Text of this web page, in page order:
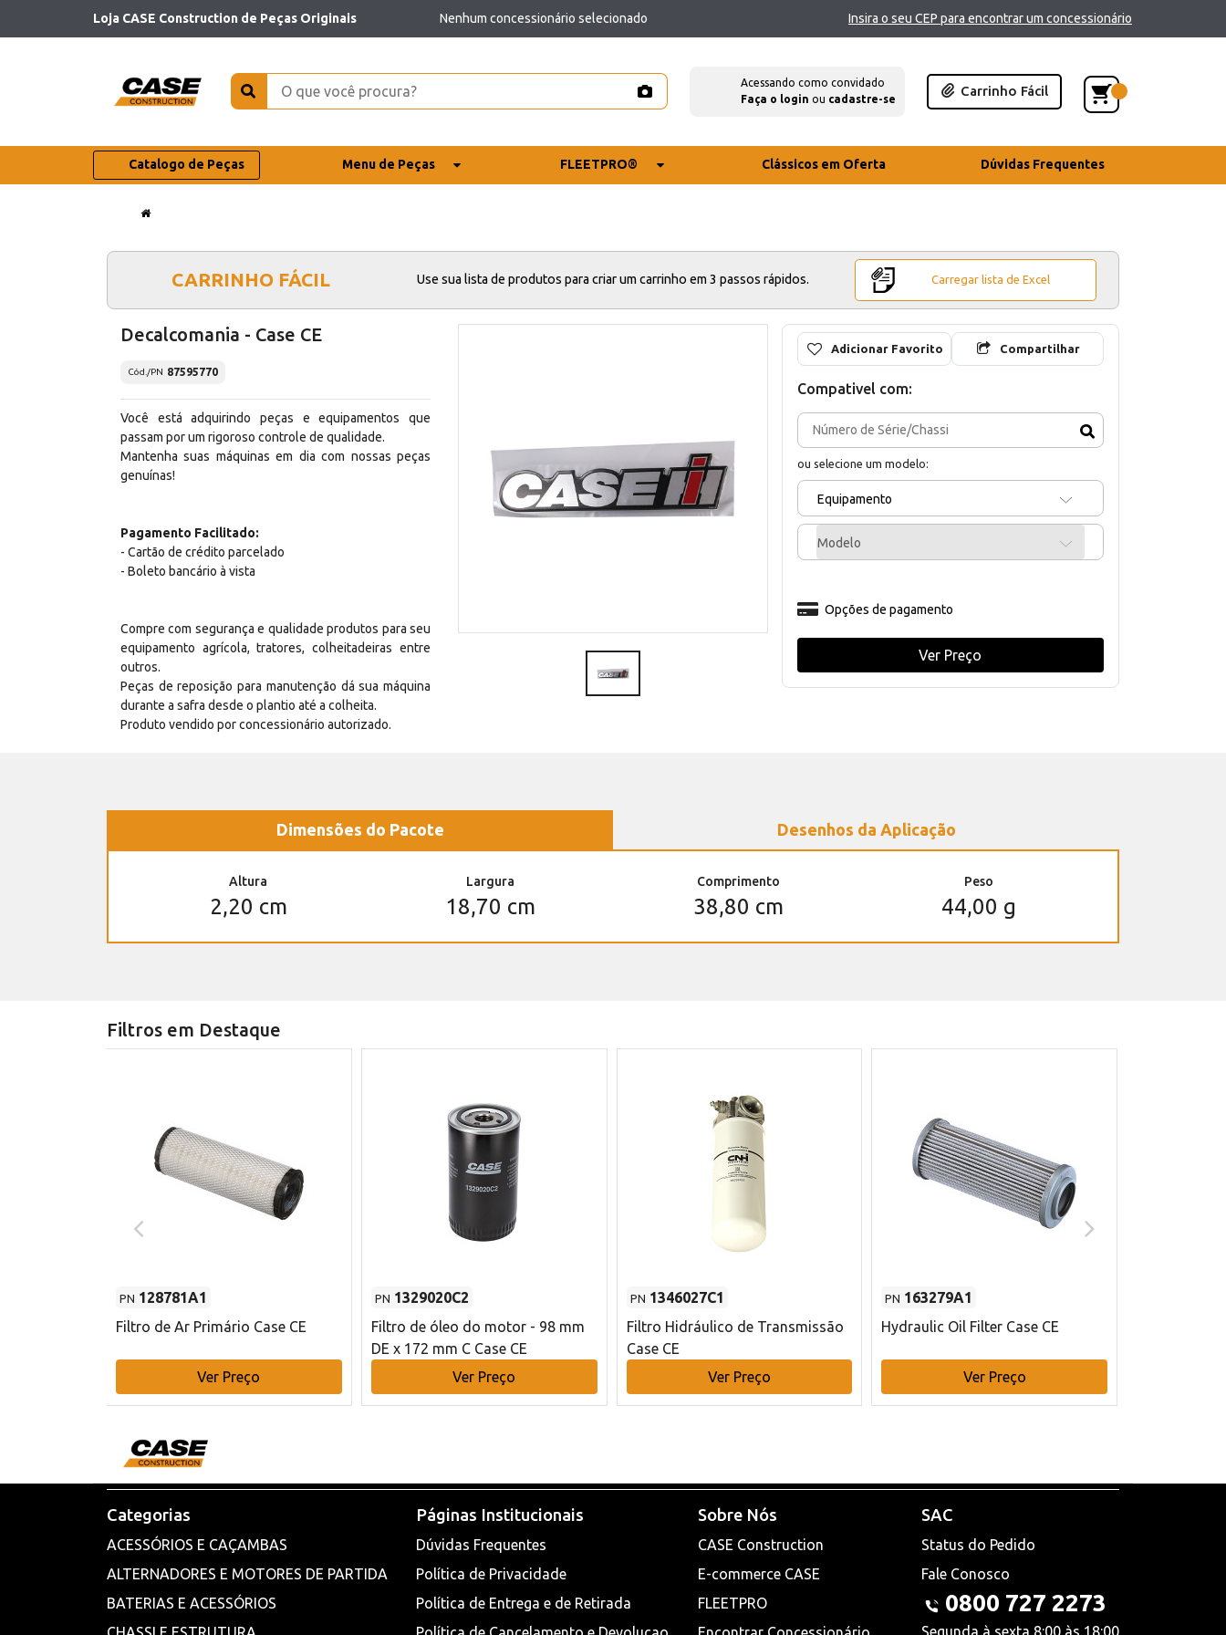
Loja CASE Construction de Peças Originais Nenhum concessionário selecionado Insira o seu CEP para encontrar um concessionário
Acessando como convidado
Faça o login ou cadastre-se
Carrinho Fácil
Catalogo de Peças Menu de Peças FLEETPRO® Clássicos em Oferta Dúvidas Frequentes
CARRINHO FÁCIL Use sua lista de produtos para criar um carrinho em 3 passos rápidos. Carregar lista de Excel
Decalcomania - Case CE
Cód./PN 87595770
Você está adquirindo peças e equipamentos que
passam por um rigoroso controle de qualidade.
Mantenha suas máquinas em dia com nossas peças
genuínas!
Pagamento Facilitado:
- Cartão de crédito parcelado
- Boleto bancário à vista
Compre com segurança e qualidade produtos para seu
equipamento agrícola, tratores, colheitadeiras entre
outros.
Peças de reposição para manutenção dá sua máquina
durante a safra desde o plantio até a colheita.
Produto vendido por concessionário autorizado.
Adicionar Favorito Compartilhar
Compativel com:
ou selecione um modelo:
Equipamento
Modelo
Opções de pagamento
Ver Preço
Dimensões do Pacote Desenhos da Aplicação
Altura
2,20 cm
Largura
18,70 cm
Comprimento
38,80 cm
Peso
44,00 g
Filtros em Destaque
PN 128781A1
Filtro de Ar Primário Case CE
Ver Preço
PN 1329020C2
Filtro de óleo do motor - 98 mm
DE x 172 mm C Case CE
Ver Preço
PN 1346027C1
Filtro Hidráulico de Transmissão
Case CE
Ver Preço
PN 163279A1
Hydraulic Oil Filter Case CE
Ver Preço
Categorias
ACESSÓRIOS E CAÇAMBAS
ALTERNADORES E MOTORES DE PARTIDA
BATERIAS E ACESSÓRIOS
Páginas Institucionais
Dúvidas Frequentes
Política de Privacidade
Política de Entrega e de Retirada
Sobre Nós
CASE Construction
E-commerce CASE
FLEETPRO
SAC
Status do Pedido
Fale Conosco
0800 727 2273
Segunda à sexta 8:00 às 18:00